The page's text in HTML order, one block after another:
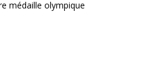
médaille olympique